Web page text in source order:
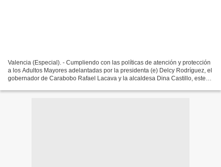
Valencia (Especial). - Cumpliendo con las políticas de atención y protección
a los Adultos Mayores adelantadas por la presidenta (e) Delcy Rodríguez, el
gobernador de Carabobo Rafael Lacava y la alcaldesa Dina Castillo, este